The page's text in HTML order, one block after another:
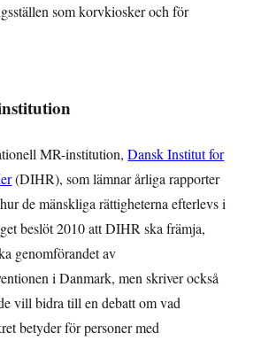
som korvkiosker och för
MR-institution,Dansk Institut for
(DIHR), som lämnar årliga rapporter
de mänskliga rättigheterna efterlevs i
beslöt 2010 att DIHR ska främja,
genomförandet av
i Danmark, men skriver också
vill bidra till en debatt om vad
betyder för personer med